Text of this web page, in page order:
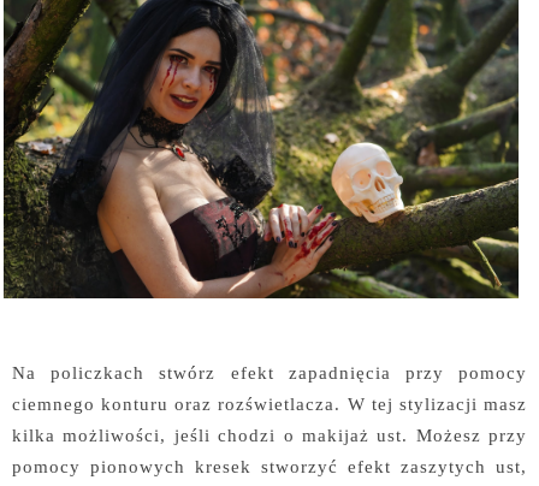
Na policzkach stwórz efekt zapadnięcia przy pomocy
ciemnego konturu oraz rozświetlacza. W tej stylizacji masz
kilka możliwości, jeśli chodzi o makijaż ust. Możesz przy
pomocy pionowych kresek stworzyć efekt zaszytych ust,